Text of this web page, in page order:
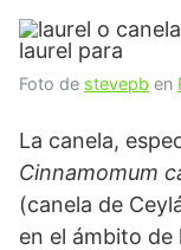
Foto de stevepb en
La canela,
Cinnamomum
(canela de
en el ámbito de